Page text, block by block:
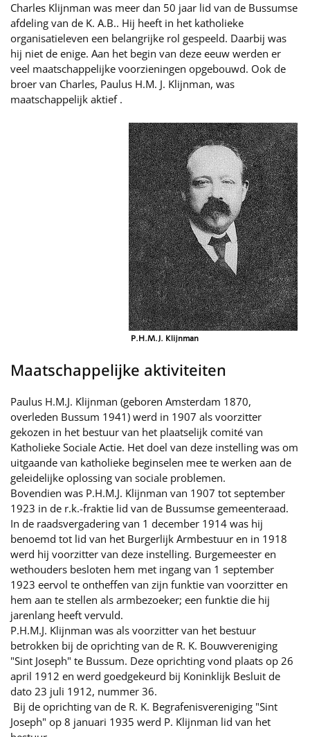
Charles Klijnman was meer dan 50 jaar lid van de Bussumse
afdeling van de K. A.B.. Hij heeft in het katholieke
organisatieleven een belangrijke rol gespeeld. Daarbij was
hij niet de enige. Aan het begin van deze eeuw werden er
veel maatschappelijke voorzieningen opgebouwd. Ook de
broer van Charles, Paulus H.M. J. Klijnman, was
maatschappelijk aktief .
P.H.M.J. Klijnman
Maatschappelijke aktiviteiten
Paulus H.M.J. Klijnman (geboren Amsterdam 1870,
overleden Bussum 1941) werd in 1907 als voorzitter
gekozen in het bestuur van het plaatselijk comité van
Katholieke Sociale Actie. Het doel van deze instelling was om
uitgaande van katholieke beginselen mee te werken aan de
geleidelijke oplossing van sociale problemen.
Bovendien was P.H.M.J. Klijnman van 1907 tot september
1923 in de r.k.-fraktie lid van de Bussumse gemeenteraad.
In de raadsvergadering van 1 december 1914 was hij
benoemd tot lid van het Burgerlijk Armbestuur en in 1918
werd hij voorzitter van deze instelling. Burgemeester en
wethouders besloten hem met ingang van 1 september
1923 eervol te ontheffen van zijn funktie van voorzitter en
hem aan te stellen als armbezoeker; een funktie die hij
jarenlang heeft vervuld.
P.H.M.J. Klijnman was als voorzitter van het bestuur
betrokken bij de oprichting van de R. K. Bouwvereniging
"Sint Joseph" te Bussum. Deze oprichting vond plaats op 26
april 1912 en werd goedgekeurd bij Koninklijk Besluit de
dato 23 juli 1912, nummer 36.
Bij de oprichting van de R. K. Begrafenisvereniging "Sint
Joseph" op 8 januari 1935 werd P. Klijnman lid van het